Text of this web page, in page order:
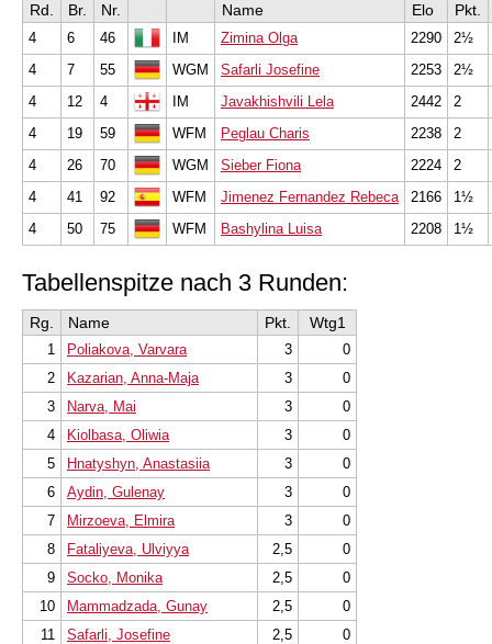
Rd. Br. Nr. Name Elo Pkt.
4 6 46 IM Zimina Olga 2290
2½
4
7 55 WGM Safarli Josefine 2253
2½
4
12 4 IM Javakhishvili Lela 2442
2
4
19 59 WFM Peglau Charis 2238
2
4
26 70 WGM Sieber Fiona 2224
2
4
41 92 WFM Jimenez Fernandez Rebeca 2166
1½
4
50 75 WFM Bashylina Luisa 2208 1½
Tabellenspitze nach 3 Runden:
Rg. Name Pkt. Wtg1
1 Poliakova, Varvara 3
0
2
Kazarian, Anna-Maja 3
0
3
Narva, Mai 3
0
4
Kiolbasa, Oliwia 3
0
5
Hnatyshyn, Anastasiia 3
0
6
Aydin, Gulenay 3
0
7
Mirzoeva, Elmira 3
0
8
Fataliyeva, Ulviyya 2,5
0
9
Socko, Monika 2,5
0
10
Mammadzada, Gunay 2,5
0
11
Safarli, Josefine 2,5
0